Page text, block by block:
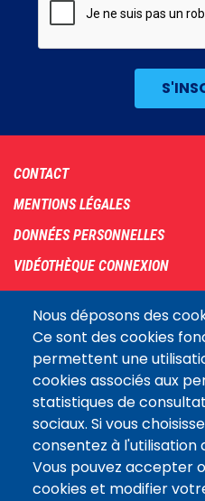
Nous déposons des
Ce sont des cookies
permettent une
cookies associés aux
statistiques de
sociaux. Si vous
consentez à l'utilisation
Vous pouvez accepter
cookies et modifier
Footer
menu
CONTACT
MENTIONS LÉGALES
DONNÉES PERSONNELLES
VIDÉOTHÈQUE CONNEXION
COOKIES
Assemblée
nationaleLE SITE DE